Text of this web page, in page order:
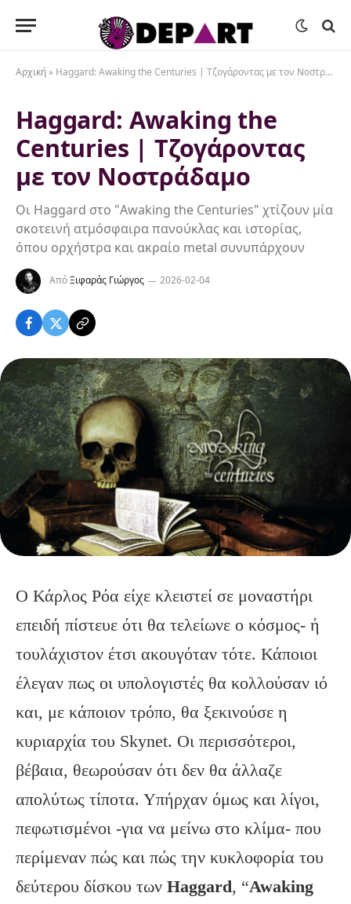
Αρχική » Haggard: Awaking the Centuries | Τζογάροντας με τον Νοστράδαμο
Haggard: Awaking the
Centuries | Τζογάροντας
με τον Νοστράδαμο
Οι Haggard στο "Awaking the Centuries" χτίζουν μία
σκοτεινή ατμόσφαιρα πανούκλας και ιστορίας,
όπου ορχήστρα και ακραίο metal συνυπάρχουν
ΑπόΞιφαράς Γιώργος 2026-02-04
Ο Κάρλος Ρόα είχε κλειστεί σε μοναστήρι
επειδή πίστευε ότι θα τελείωνε ο κόσμος- ή
τουλάχιστον έτσι ακουγόταν τότε. Κάποιοι
έλεγαν πως οι υπολογιστές θα κολλούσαν ιό
και, με κάποιον τρόπο, θα ξεκινούσε η
κυριαρχία του Skynet. Οι περισσότεροι,
βέβαια, θεωρούσαν ότι δεν θα άλλαζε
απολύτως τίποτα. Υπήρχαν όμως και λίγοι,
πεφωτισμένοι -για να μείνω στο κλίμα- που
περίμεναν πώς και πώς την κυκλοφορία του
δεύτερου δίσκου των Haggard, “Awaking